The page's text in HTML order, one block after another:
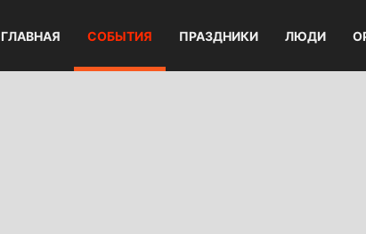
ГЛАВНАЯ СОБЫТИЯ ПРАЗДНИКИ ЛЮДИ